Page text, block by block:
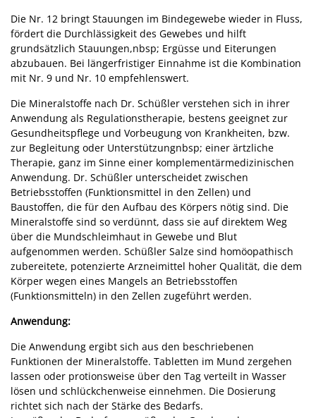
Die Nr. 12 bringt Stauungen im Bindegewebe wieder in Fluss,
fördert die Durchlässigkeit des Gewebes und hilft
grundsätzlich Stauungen,nbsp; Ergüsse und Eiterungen
abzubauen. Bei längerfristiger Einnahme ist die Kombination
mit Nr. 9 und Nr. 10 empfehlenswert.
Die Mineralstoffe nach Dr. Schüßler verstehen sich in ihrer
Anwendung als Regulationstherapie, bestens geeignet zur
Gesundheitspflege und Vorbeugung von Krankheiten, bzw.
zur Begleitung oder Unterstützungnbsp; einer ärtzliche
Therapie, ganz im Sinne einer komplementärmedizinischen
Anwendung. Dr. Schüßler unterscheidet zwischen
Betriebsstoffen (Funktionsmittel in den Zellen) und
Baustoffen, die für den Aufbau des Körpers nötig sind. Die
Mineralstoffe sind so verdünnt, dass sie auf direktem Weg
über die Mundschleimhaut in Gewebe und Blut
aufgenommen werden. Schüßler Salze sind homöopathisch
zubereitete, potenzierte Arzneimittel hoher Qualität, die dem
Körper wegen eines Mangels an Betriebsstoffen
(Funktionsmitteln) in den Zellen zugeführt werden.
Anwendung:
Die Anwendung ergibt sich aus den beschriebenen
Funktionen der Mineralstoffe. Tabletten im Mund zergehen
lassen oder protionsweise über den Tag verteilt in Wasser
lösen und schlückchenweise einnehmen. Die Dosierung
richtet sich nach der Stärke des Bedarfs.